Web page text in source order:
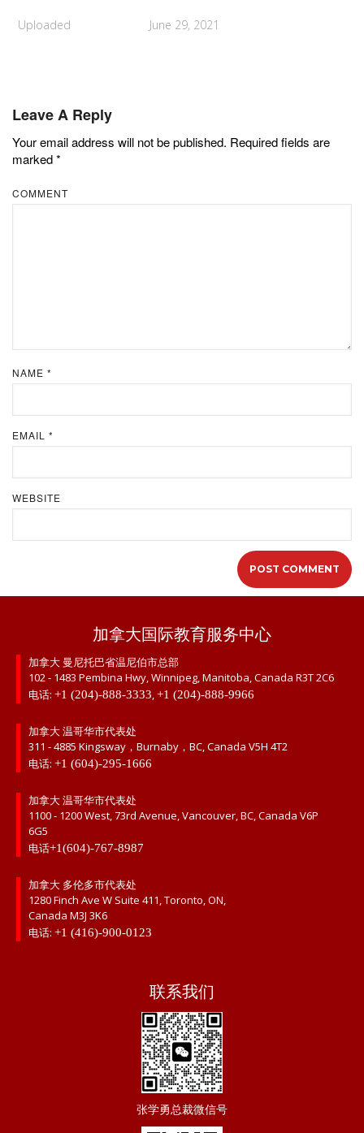
Uploaded June 29, 2021
Leave A Reply
Your email address will not be published. Required fields are
marked*
COMMENT
NAME *
EMAIL *
WEBSITE
加拿大国际教育服务中心
加拿大 曼尼托巴省温尼伯市总部
102 - 1483 Pembina Hwy, Winnipeg, Manitoba, Canada R3T 2C6
电话: +1 (204)-888-3333,+1 (204)-888-9966
加拿大 温哥华市代表处
311 - 4885 Kingsway，Burnaby，BC, Canada V5H 4T2
电话: +1 (604)-295-1666
加拿大 温哥华市代表处
1100 - 1200 West, 73rd Avenue, Vancouver, BC, Canada V6P
6G5
电话+1(604)-767-8987
加拿大 多伦多市代表处
1280 Finch Ave W Suite 411, Toronto, ON,
Canada M3J 3K6
电话: +1 (416)-900-0123
联系我们
张学勇总裁微信号